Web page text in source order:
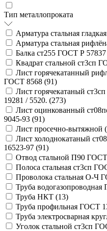
Тип металлопроката
Арматура стальная
Арматура стальная
Балка ст255 ГОСТ Р
Квадрат стальной ст3сп
Лист горячекатанный
ГОСТ 8568 (91)
Лист горячекатаный
19281 / 5520. (273)
Лист оцинкованный
9045-93 (91)
Лист просечно-вытяжной (
Лист холоднокатаный
16523-97 (91)
Отвод стальной П90
Полоса стальная ст3сп
Проволока стальная О-Ч
Труба
Труба НКТ (13)
Труба профильная ГОСТ
Труба электросварная
Уголок стальной ст3сп